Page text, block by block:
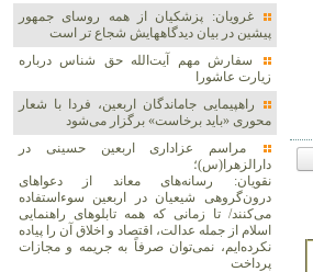
غرویان: پزشکیان از همه روسای جمهور
پیشین در بیان دیدگاههایش شجاع تر است
سفارش مهم آیت‌الله حق شناس درباره
زیارت عاشورا
راهپیمایی جاماندگان اربعین، فردا با شعار
محوری «باید برخاست» برگزار می‌شود
مراسم عزاداری اربعین حسینی در
دارالزهرا(س)؛
نقویان: رسانه‌های معاند از دعواهای
درون‌گروهی شیعیان در اربعین سوءاستفاده
می‌کنند/ تا زمانی که همه تابلوهای راهنمایی
اسلام از جمله عدالت، اقتصاد و اخلاق آن را پیاده
نکرده‌ایم، نمی‌توان صرفاً به جریمه و مجازات
پرداخت